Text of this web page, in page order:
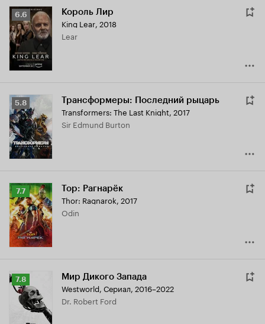
Рейтинг
Кинопоиска
6.6
6.6 Король Лир
King Lear, 2018
Lear
Рейтинг
Кинопоиска
5.8
5.8 Трансформеры: Последний рыцарь
Transformers: The Last Knight, 2017
Sir Edmund Burton
Рейтинг
Кинопоиска
7.7
7.7 Тор: Рагнарёк
Thor: Ragnarok, 2017
Odin
Рейтинг
Кинопоиска
7.8
7.8 Мир Дикого Запада
Westworld, Сериал, 2016–2022
Dr. Robert Ford